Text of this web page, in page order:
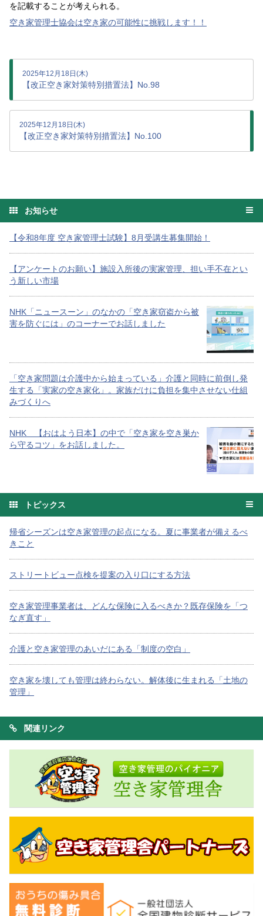
を記載することが考えられる。
空き家管理士協会は空き家の可能性に挑戦します！！
2025年12月18日(木)
【改正空き家対策特別措置法】No.98
2025年12月18日(木)
【改正空き家対策特別措置法】No.100
お知らせ
【令和8年度 空き家管理士試験】8月受講生募集開始！
【アンケートのお願い】施設入所後の実家管理、担い手不在とい
う新しい市場
NHK「ニュースーン」のなかの「空き家窃盗から被
害を防ぐには」のコーナーでお話しました
「空き家問題は介護中から始まっている」介護と同時に前倒し発
生する「実家の空き家化」。家族だけに負担を集中させない仕組
みづくりへ
NHK 【おはよう日本】の中で「空き家を空き巣か
ら守るコツ」をお話しました。
トピックス
帰省シーズンは空き家管理の起点になる。夏に事業者が備えるべ
きこと
ストリートビュー点検を提案の入り口にする方法
空き家管理事業者は、どんな保険に入るべきか？既存保険を「つ
なぎ直す」
介護と空き家管理のあいだにある「制度の空白」
空き家を壊しても管理は終わらない。解体後に生まれる「土地の
管理」
関連リンク